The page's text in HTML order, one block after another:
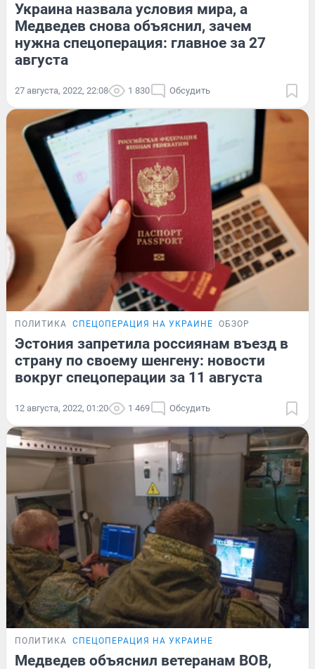
Украина назвала условия мира, а
Медведев снова объяснил, зачем
нужна спецоперация: главное за 27
августа
27 августа, 2022, 22:08 1 830 Обсудить
ПОЛИТИКА СПЕЦОПЕРАЦИЯ НА УКРАИНЕ ОБЗОР
Эстония запретила россиянам въезд в
страну по своему шенгену: новости
вокруг спецоперации за 11 августа
12 августа, 2022, 01:20 1 469 Обсудить
ПОЛИТИКА СПЕЦОПЕРАЦИЯ НА УКРАИНЕ
Медведев объяснил ветеранам ВОВ,